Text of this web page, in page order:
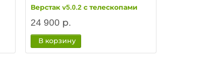
Верстак v5.0.2 с телескопами
24 900 р.
В корзину